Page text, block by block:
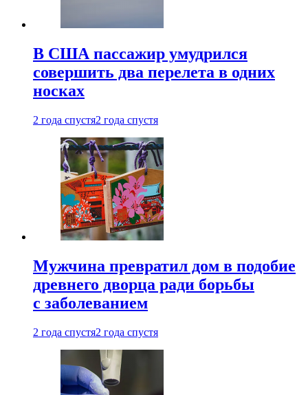
В США пассажир умудрился
совершить два перелета в одних
носках
2 года спустя2 года спустя
Мужчина превратил дом в подобие
древнего дворца ради борьбы
с заболеванием
2 года спустя2 года спустя